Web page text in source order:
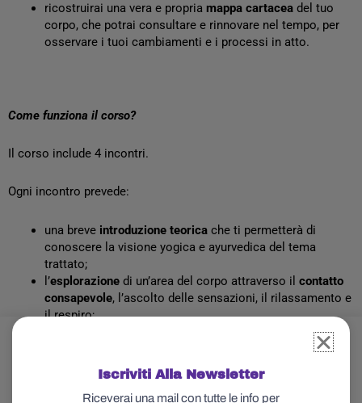
ricostruirai una vera e propria mappa cartacea del tuo
corpo, che potrai consultare e rinnovare nel tempo, per
osservare i tuoi cambiamenti e i processi in atto.
Come funziona il corso?
Il corso include 4 incontri.
Ogni incontro prevede:
una breve introduzione teorica che ti permetterà di
conoscere la visione yogica e ayurvedica del tema
trattato;
l’esplorazione di un’area del corpo attraverso il contatto
consapevole, l’ascolto delle sensazioni, il rilassamento e
il respiro;
delle sensazioni e
forniremo noi.
Iscriviti Alla Newsletter
Riceverai una mail con tutte le info per